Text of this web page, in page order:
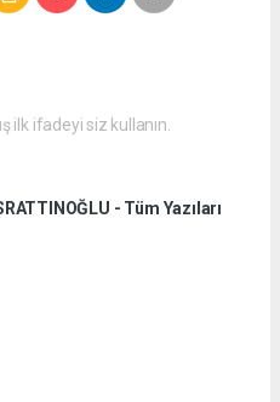
ilk ifadeyi siz kullanın.
- Tüm Yazıları